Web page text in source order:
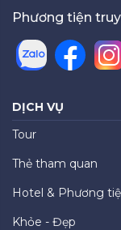
Phương tiện
DỊCH VỤ
Tour
Thẻ tham quan
Hotel & Phương
Khỏe - Đẹp